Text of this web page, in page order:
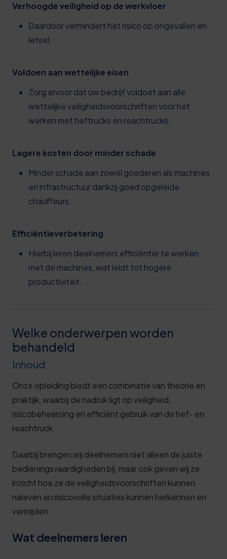
Verhoogde veiligheid op de werkvloer
Daardoor vermindert het risico op ongevallen en
letsel.
Voldoen aan wettelijke eisen
Zorg ervoor dat uw bedrijf voldoet aan alle
wettelijke veiligheidsvoorschriften voor het
werken met heftrucks en reachtrucks.
Lagere kosten door minder schade
Minder schade aan zowel goederen als machines
en infrastructuur dankzij goed opgeleide
chauffeurs.
Efficiëntieverbetering
Hierbij leren deelnemers efficiënter te werken
met de machines, wat leidt tot hogere
productiviteit.
Welke onderwerpen worden
behandeld
Inhoud
Onze opleiding biedt een combinatie van theorie en
praktijk, waarbij de nadruk ligt op veiligheid,
risicobeheersing en efficiënt gebruik van de hef- en
reachtruck.
Daarbij brengen wij deelnemers niet alleen de juiste
bedieningsvaardigheden bij, maar ook geven wij ze
inzicht hoe ze de veiligheidsvoorschriften kunnen
naleven en risicovolle situaties kunnen herkennen en
vermijden.
Wat deelnemers leren